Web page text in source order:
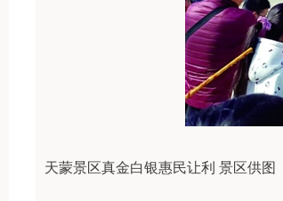
天蒙景区真金白银惠民让利 景区供图